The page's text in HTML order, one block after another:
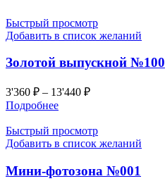
Быстрый просмотр
Добавить в список желаний
Золотой выпускной №100
3'360 ₽ – 13'440 ₽
Подробнее
Быстрый просмотр
Добавить в список желаний
Мини-фотозона №001